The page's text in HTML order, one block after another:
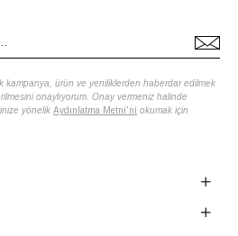
kampanya, ürün ve yeniliklerden haberdar edilmek
onaylıyorum. Onay vermeniz halinde
yönelik Aydınlatma Metni'ni okumak için